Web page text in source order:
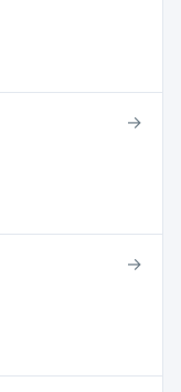
→
→